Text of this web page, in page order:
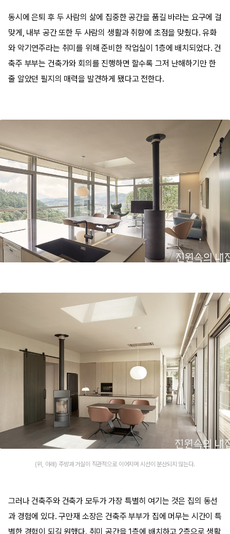
동시에 은퇴 후 두 사람의 삶에 집중한 공간을 품길 바라는 요구에 걸
맞게, 내부 공간 또한 두 사람의 생활과 취향에 초점을 맞췄다. 유화
와 악기연주라는 취미를 위해 준비한 작업실이 1층에 배치되었다. 건
축주 부부는 건축가와 회의를 진행하면 할수록 그저 난해하기만 한
줄 알았던 필지의 매력을 발견하게 됐다고 전한다.
(위, 아래) 주방과 거실이 직관적으로 이어지며 시선이 분산되지 않는다.
그러나 건축주와 건축가 모두가 가장 특별히 여기는 것은 집의 동선
과 경험에 있다. 구만재 소장은 건축주 부부가 집에 머무는 시간이 특
별한 경험이 되길 원했다. 취미 공간을 1층에 배치하고 2층으로 생활